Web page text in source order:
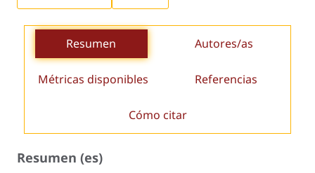
Resumen Autores/as
Métricas disponibles Referencias
Cómo citar
Resumen (es)